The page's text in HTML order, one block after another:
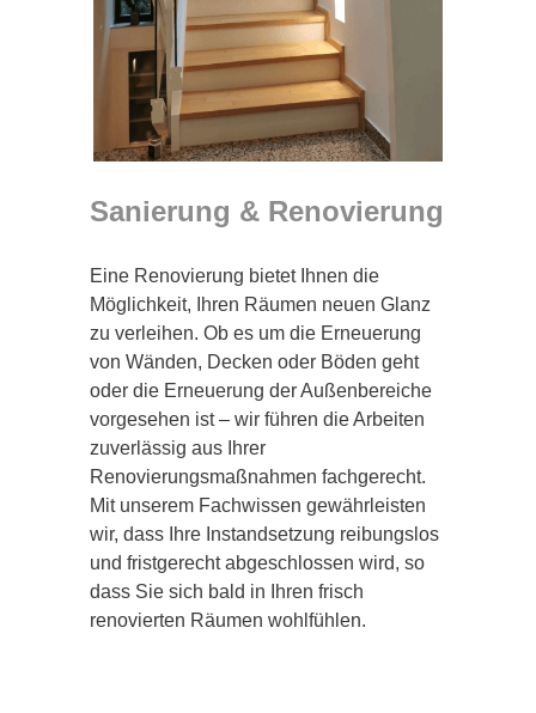
Sanierung & Renovierung
Eine Renovierung bietet Ihnen die
Möglichkeit, Ihren Räumen neuen Glanz
zu verleihen. Ob es um die Erneuerung
von Wänden, Decken oder Böden geht
oder die Erneuerung der Außenbereiche
vorgesehen ist – wir führen die Arbeiten
zuverlässig aus Ihrer
Renovierungsmaßnahmen fachgerecht.
Mit unserem Fachwissen gewährleisten
wir, dass Ihre Instandsetzung reibungslos
und fristgerecht abgeschlossen wird, so
dass Sie sich bald in Ihren frisch
renovierten Räumen wohlfühlen.